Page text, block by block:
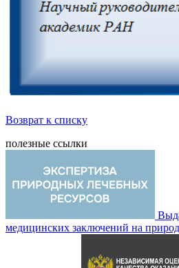
Возврат к списку
полезные ссылки
медицинских заключений на